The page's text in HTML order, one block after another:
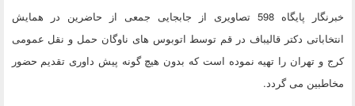
خبرنگار پایگاه 598 تصاویری از جابجایی جمعی از حاضرین در همایش
انتخاباتی دکتر قالیباف در قم توسط اتوبوس های ناوگان حمل و نقل عمومی
کرج و تهران را تهیه نموده است که بدون هیچ گونه پیش داوری تقدیم حضور
مخاطبین می گردد.